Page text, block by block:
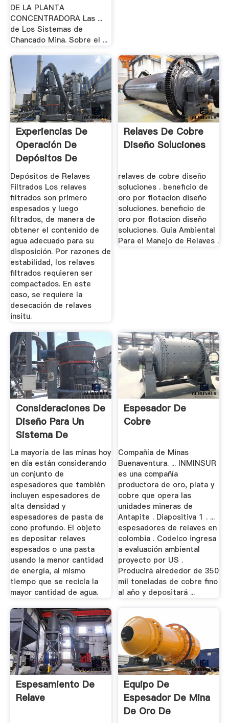
DE LA PLANTA
CONCENTRADORA Las ...
de Los Sistemas de
Chancado Mina. Sobre el ...
Experiencias De
Operación De
Depósitos De
Relaves ...
Depósitos de Relaves
Filtrados Los relaves
filtrados son primero
espesados y luego
filtrados, de manera de
obtener el contenido de
agua adecuado para su
disposición. Por razones de
estabilidad, los relaves
filtrados requieren ser
compactados. En este
caso, se requiere la
desecación de relaves
insitu.
Relaves De Cobre
Diseño Soluciones
relaves de cobre diseño
soluciones . beneficio de
oro por flotacion diseño
soluciones. beneficio de
oro por flotacion diseño
soluciones. Guía Ambiental
Para el Manejo de Relaves .
Consideraciones De
Diseño Para Un
Sistema De
Eliminación ...
La mayoría de las minas hoy
en día están considerando
un conjunto de
espesadores que también
incluyen espesadores de
alta densidad y
espesadores de pasta de
cono profundo. El objeto
es depositar relaves
espesados o una pasta
usando la menor cantidad
de energía, al mismo
tiempo que se recicla la
mayor cantidad de agua.
Espesador De
Cobre
Compañía de Minas
Buenaventura. ... INMINSUR
es una compañía
productora de oro, plata y
cobre que opera las
unidades mineras de
Antapite . Diapositiva 1 . ...
espesadores de relaves en
colombia . Codelco ingresa
a evaluación ambiental
proyecto por US .
Producirá alrededor de 350
mil toneladas de cobre fino
al año y depositará ...
Espesamiento De
Relave
Equipo De
Espesador De Mina
De Oro De